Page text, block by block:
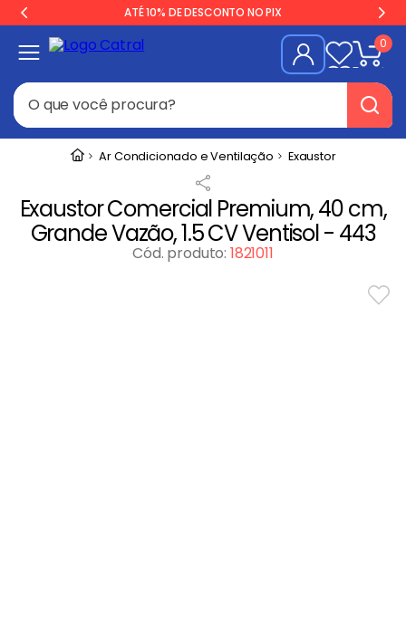
ATÉ 10% DE DESCONTO NO PIX
0
O que você procura?
Ar Condicionado e Ventilação Exaustor
Exaustor Comercial Premium, 40 cm,
Grande Vazão, 1.5 CV Ventisol - 443
Cód. produto: 1821011
Termos mais buscados
2º Geladeira
3 º Balança